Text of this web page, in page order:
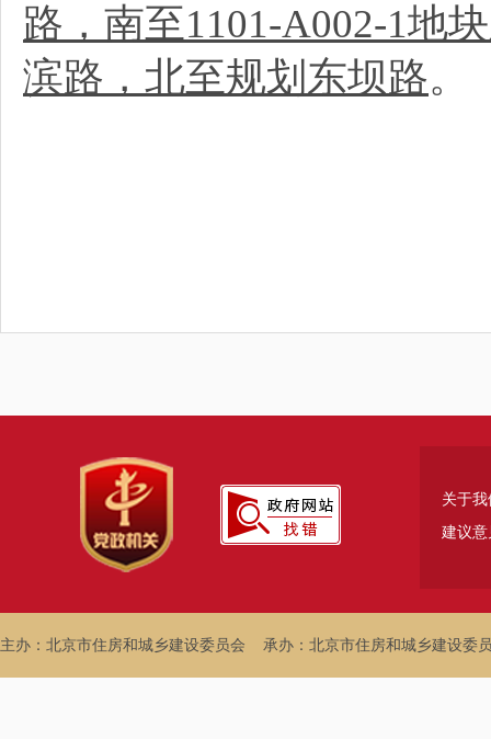
路，南至1101-A002-1地
滨路，北至规划东坝路。
关于我
建议意
主办：北京市住房和城乡建设委员会 承办：北京市住房和城乡建设委